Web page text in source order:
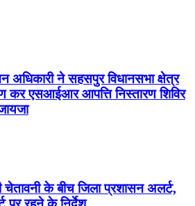
अधिकारी ने सहसपुर विधानसभा क्षेत्र
कर एसआईआर आपत्ति निस्तारण शिविर
चेतावनी के बीच जिला प्रशासन अलर्ट,